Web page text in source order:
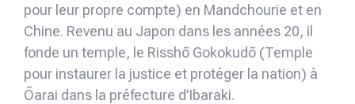
pour leur propre compte) en Mandchourie et en
Chine. Revenu au Japon dans les années 20, il
fonde un temple, le Risshō Gokokudō (Temple
pour instaurer la justice et protéger la nation) à
Ōarai dans la préfecture d’Ibaraki.